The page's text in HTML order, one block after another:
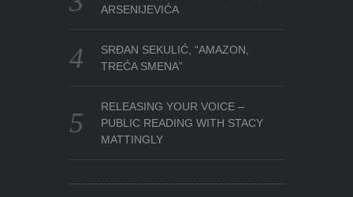
ARSENIJEVIĆA
SRĐAN SEKULIĆ, “AMAZON,
TREĆA SMENA”
RELEASING YOUR VOICE –
PUBLIC READING WITH STACY
MATTINGLY